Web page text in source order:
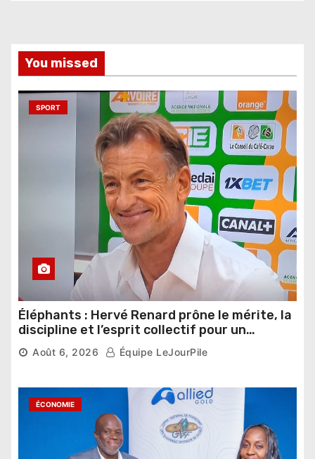
You missed
SPORT
Éléphants : Hervé Renard prône le mérite, la
discipline et l’esprit collectif pour un
nouveau départ
Août 6, 2026 Équipe LeJourPile
ÉCONOMIE